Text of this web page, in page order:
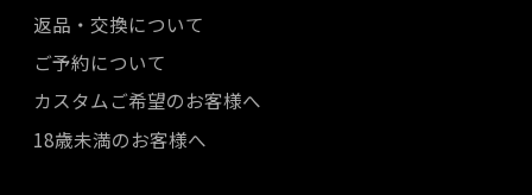
返品・交換について
ご予約について
カスタムご希望のお客様へ
18歳未満のお客様へ